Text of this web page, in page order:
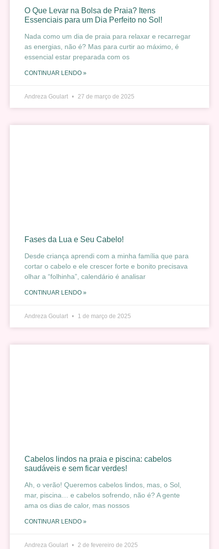
O Que Levar na Bolsa de Praia? Itens
Essenciais para um Dia Perfeito no Sol!
Nada como um dia de praia para relaxar e recarregar
as energias, não é? Mas para curtir ao máximo, é
essencial estar preparada com os
CONTINUAR LENDO »
Andreza Goulart 27 de março de 2025
Fases da Lua e Seu Cabelo!
Desde criança aprendi com a minha família que para
cortar o cabelo e ele crescer forte e bonito precisava
olhar a “folhinha”, calendário é analisar
CONTINUAR LENDO »
Andreza Goulart 1 de março de 2025
Cabelos lindos na praia e piscina: cabelos
saudáveis e sem ficar verdes!
Ah, o verão! Queremos cabelos lindos, mas, o Sol,
mar, piscina… e cabelos sofrendo, não é? A gente
ama os dias de calor, mas nossos
CONTINUAR LENDO »
Andreza Goulart 2 de fevereiro de 2025